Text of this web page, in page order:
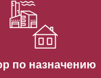
по назначению